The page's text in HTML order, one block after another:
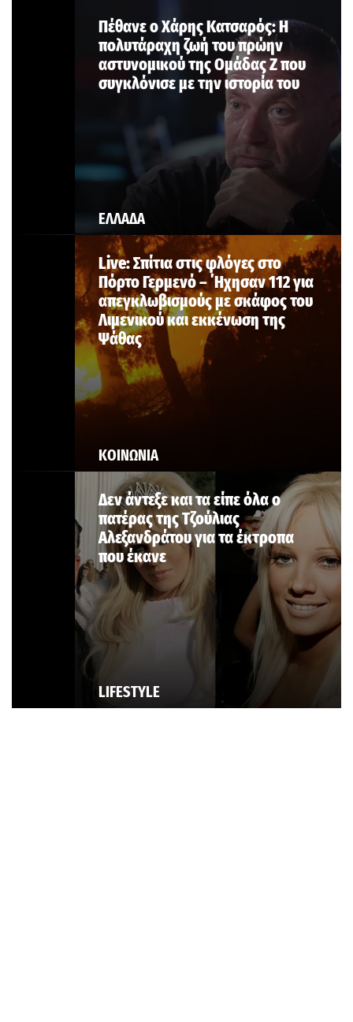
ΕΛΛΑΔΑ
Πέθανε ο Χάρης Κατσαρός: Η
πολυτάραχη ζωή του πρώην
αστυνομικού της Ομάδας Ζ που
συγκλόνισε με την ιστορία του
ΚΟΙΝΩΝΙΑ
Live: Σπίτια στις φλόγες στο
Πόρτο Γερμενό – ΄Ηχησαν 112 για
απεγκλωβισμούς με σκάφος του
Λιμενικού και εκκένωση της
Ψάθας
LIFESTYLE
Δεν άντεξε και τα είπε όλα ο
πατέρας της Τζούλιας
Αλεξανδράτου για τα έκτροπα
που έκανε